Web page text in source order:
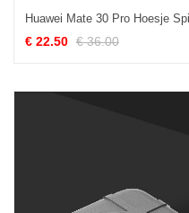
€ 22.50 € 36.00